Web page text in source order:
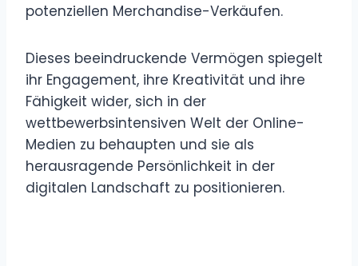
potenziellen Merchandise-Verkäufen.
Dieses beeindruckende Vermögen spiegelt
ihr Engagement, ihre Kreativität und ihre
Fähigkeit wider, sich in der
wettbewerbsintensiven Welt der Online-
Medien zu behaupten und sie als
herausragende Persönlichkeit in der
digitalen Landschaft zu positionieren.